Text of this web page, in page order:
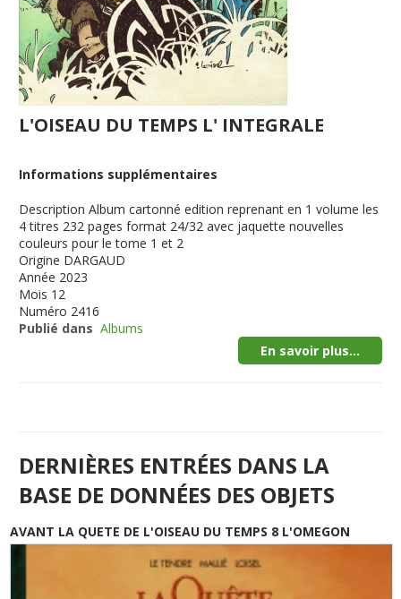
L'OISEAU DU TEMPS L' INTEGRALE
Informations supplémentaires
Description Album cartonné edition reprenant en 1 volume les
4 titres 232 pages format 24/32 avec jaquette nouvelles
couleurs pour le tome 1 et 2
Origine DARGAUD
Année 2023
Mois 12
Numéro 2416
Publié dans Albums
En savoir plus...
DERNIÈRES ENTRÉES DANS LA
BASE DE DONNÉES DES OBJETS
AVANT LA QUETE DE L'OISEAU DU TEMPS 8 L'OMEGON